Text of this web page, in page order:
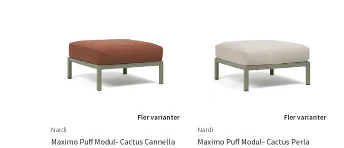
Fler varianter
Nardi
Maximo Puff Modul- Cactus Cannella
Fler varianter
Nardi
Maximo Puff Modul- Cactus Perla